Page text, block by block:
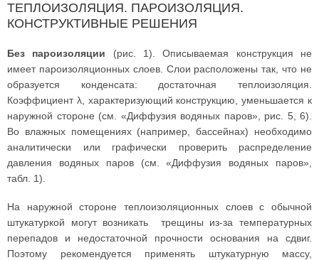
ТЕПЛОИЗОЛЯЦИЯ. ПАРОИЗОЛЯЦИЯ.
КОНСТРУКТИВНЫЕ РЕШЕНИЯ
Без пароизоляции (рис. 1). Описываемая конструкция не
имеет пароизоляционных слоев. Слои расположены так, что не
образуется конденсата: достаточная теплоизоляция.
Коэффициент λ, характеризующий конструкцию, уменьшается к
наружной стороне (см. «Диффузия водяных паров», рис. 5, 6).
Во влажных помещениях (например, бассейнах) необходимо
аналитически или графически проверить распределение
давления водяных паров (см. «Диффузия водяных паров»,
табл. 1).
На наружной стороне теплоизоляционных слоев с обычной
штукатуркой могут возникать трещины из-за температурных
перепадов и недостаточной прочности основания на сдвиг.
Поэтому рекомендуется применять штукатурную массу,